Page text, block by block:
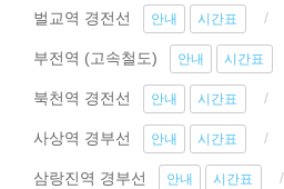
벌교역 경전선 안내 시간표
부전역 (고속철도) 안내 시간표
북천역 경전선 안내 시간표
사상역 경부선 안내 시간표
삼랑진역 경부선 안내 시간표